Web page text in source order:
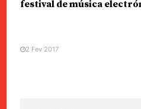
festival de música
2 Fev 2017